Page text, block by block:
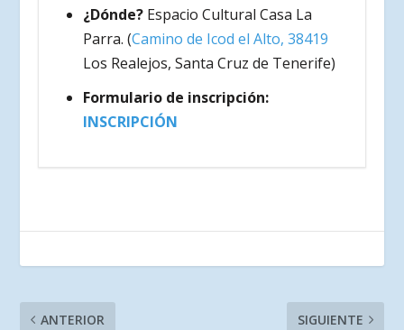
¿Dónde?Espacio Cultural Casa La
Parra. (Camino de Icod el Alto, 38419
Los Realejos, Santa Cruz de Tenerife)
Formulario de inscripción:
INSCRIPCIÓN
ANTERIOR SIGUIENTE